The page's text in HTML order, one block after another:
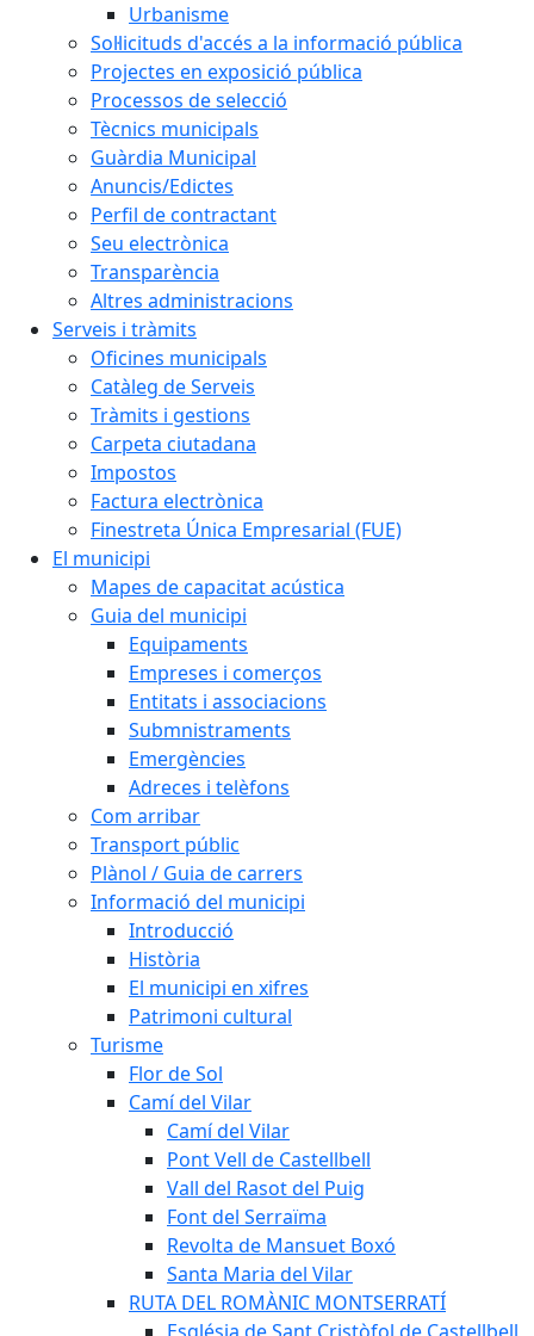
Urbanisme
Sol·licituds d'accés a la informació pública
Projectes en exposició pública
Processos de selecció
Tècnics municipals
Guàrdia Municipal
Anuncis/Edictes
Perfil de contractant
Seu electrònica
Transparència
Altres administracions
Serveis i tràmits
Oficines municipals
Catàleg de Serveis
Tràmits i gestions
Carpeta ciutadana
Impostos
Factura electrònica
Finestreta Única Empresarial (FUE)
El municipi
Mapes de capacitat acústica
Guia del municipi
Equipaments
Empreses i comerços
Entitats i associacions
Submnistraments
Emergències
Adreces i telèfons
Com arribar
Transport públic
Plànol / Guia de carrers
Informació del municipi
Introducció
Història
El municipi en xifres
Patrimoni cultural
Turisme
Flor de Sol
Camí del Vilar
Camí del Vilar
Pont Vell de Castellbell
Vall del Rasot del Puig
Font del Serraïma
Revolta de Mansuet Boxó
Santa Maria del Vilar
RUTA DEL ROMÀNIC MONTSERRATÍ